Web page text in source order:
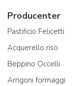
Producenter
Pastificio Felicetti
Acquerello riso
Beppino Occelli
Arrigoni formaggi